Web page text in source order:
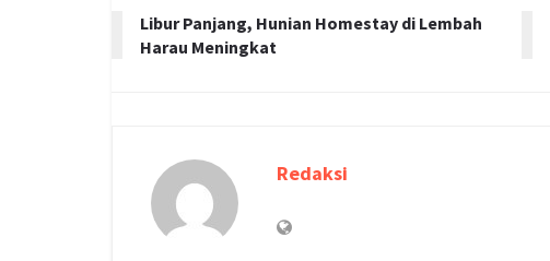
Libur Panjang, Hunian Homestay di Lembah
Harau Meningkat
Redaksi